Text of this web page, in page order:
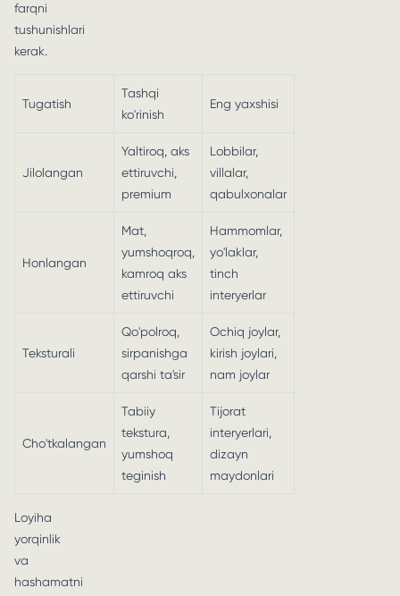
farqni
tushunishlari
kerak.
Tugatish
Tashqi
ko'rinish
Eng yaxshisi
Jilolangan
Yaltiroq, aks
ettiruvchi,
premium
Lobbilar,
villalar,
qabulxonalar
Honlangan
Mat,
yumshoqroq,
kamroq aks
ettiruvchi
Hammomlar,
yo'laklar,
tinch
interyerlar
Teksturali
Qo'polroq,
sirpanishga
qarshi ta'sir
Ochiq joylar,
kirish joylari,
nam joylar
Cho'tkalangan
Tabiiy
tekstura,
yumshoq
teginish
Tijorat
interyerlari,
dizayn
maydonlari
Loyiha
yorqinlik
va
hashamatni